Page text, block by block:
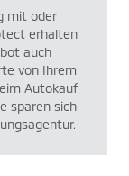
mit oder
erhalten
auch
von Ihrem
Autokauf
sparen sich